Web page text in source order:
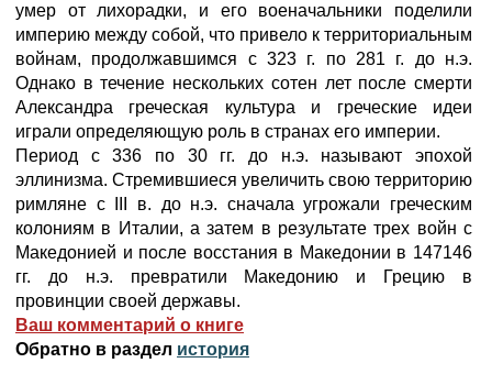
умер от лихорадки, и его военачальники поделили
империю между собой, что привело к территориальным
войнам, продолжавшимся с 323 г. по 281 г. до н.э.
Однако в течение нескольких сотен лет после смерти
Александра греческая культура и греческие идеи
играли определяющую роль в странах его империи.
Период с 336 по 30 гг. до н.э. называют эпохой
эллинизма. Стремившиеся увеличить свою территорию
римляне с III в. до н.э. сначала угрожали греческим
колониям в Италии, а затем в результате трех войн с
Македонией и после восстания в Македонии в 147146
гг. до н.э. превратили Македонию и Грецию в
провинции своей державы.
Ваш комментарий о книге
Обратно в раздел история